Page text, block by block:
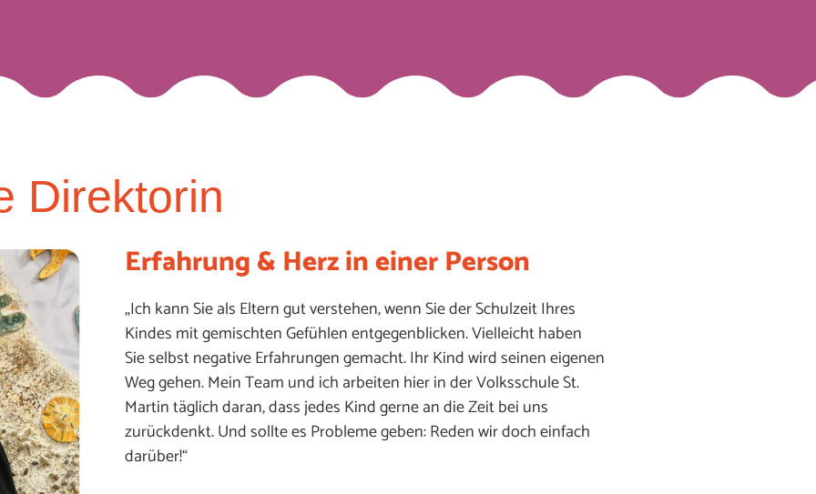
Direktorin
Erfahrung & Herz in einer Person
„Ich kann Sie als Eltern gut verstehen, wenn Sie der Schulzeit Ihres
Kindes mit gemischten Gefühlen entgegenblicken. Vielleicht haben
Sie selbst negative Erfahrungen gemacht. Ihr Kind wird seinen eigenen
Weg gehen. Mein Team und ich arbeiten hier in der Volksschule St.
Martin täglich daran, dass jedes Kind gerne an die Zeit bei uns
zurückdenkt. Und sollte es Probleme geben: Reden wir doch einfach
darüber!“